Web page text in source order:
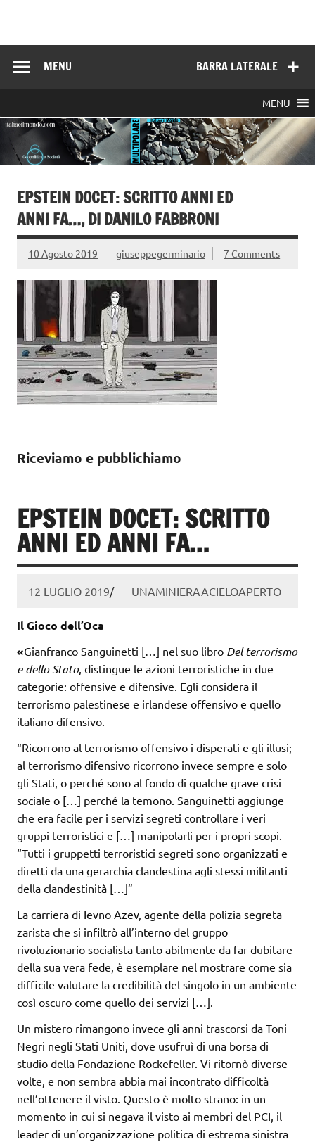
BARRA LATERALE
MENU
MENU
EPSTEIN DOCET: SCRITTO ANNI ED
ANNI FA…, DI DANILO FABBRONI
10 Agosto 2019 giuseppegerminario 7 Comments
Riceviamo e pubblichiamo
EPSTEIN DOCET: SCRITTO
ANNI ED ANNI FA…
12 LUGLIO 2019/ UNAMINIERAACIELOAPERTO
Il Gioco dell’Oca
«Gianfranco Sanguinetti […] nel suo libro Del terrorismo
e dello Stato, distingue le azioni terroristiche in due
categorie: offensive e difensive. Egli considera il
terrorismo palestinese e irlandese offensivo e quello
italiano difensivo.
“Ricorrono al terrorismo offensivo i disperati e gli illusi;
al terrorismo difensivo ricorrono invece sempre e solo
gli Stati, o perché sono al fondo di qualche grave crisi
sociale o […] perché la temono. Sanguinetti aggiunge
che era facile per i servizi segreti controllare i veri
gruppi terroristici e […] manipolarli per i propri scopi.
“Tutti i gruppetti terroristici segreti sono organizzati e
diretti da una gerarchia clandestina agli stessi militanti
della clandestinità […]”
La carriera di Ievno Azev, agente della polizia segreta
zarista che si infiltrò all’interno del gruppo
rivoluzionario socialista tanto abilmente da far dubitare
della sua vera fede, è esemplare nel mostrare come sia
difficile valutare la credibilità del singolo in un ambiente
così oscuro come quello dei servizi […].
Un mistero rimangono invece gli anni trascorsi da Toni
Negri negli Stati Uniti, dove usufruì di una borsa di
studio della Fondazione Rockefeller. Vi ritornò diverse
volte, e non sembra abbia mai incontrato difficoltà
nell’ottenere il visto. Questo è molto strano: in un
momento in cui si negava il visto ai membri del PCI, il
leader di un’organizzazione politica di estrema sinistra